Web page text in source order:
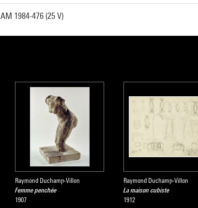
AM 1984-476 (25 V)
Raymond Duchamp-Villon
Femme penchée
1907
Raymond Duchamp-Villon
La maison cubiste
1912